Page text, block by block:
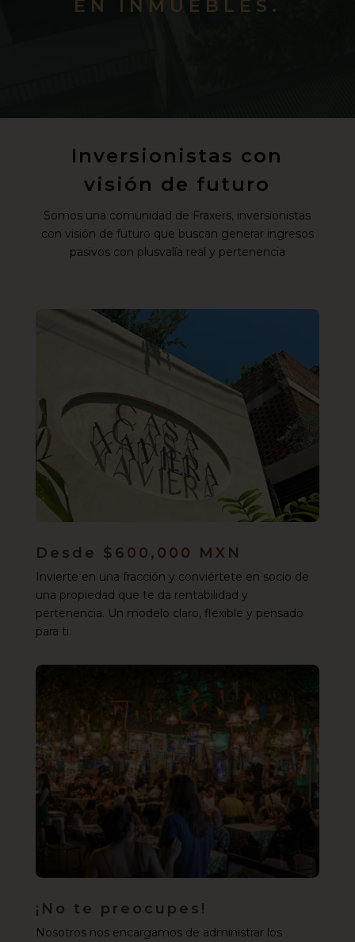
EN INMUEBLES.
Inversionistas con
visión de futuro
Somos una comunidad de Fraxers, inversionistas
con visión de futuro que buscan generar ingresos
pasivos con plusvalía real y pertenencia
Desde $600,000 MXN
Invierte en una fracción y conviértete en socio de
una propiedad que te da rentabilidad y
pertenencia. Un modelo claro, flexible y pensado
para ti.
¡No te preocupes!
Nosotros nos encargamos de administrar los